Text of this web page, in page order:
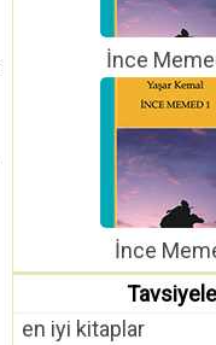
İnce
İnce
en iyi kitaplar